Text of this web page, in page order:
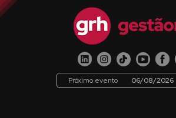
Próximo evento 06/08/2026